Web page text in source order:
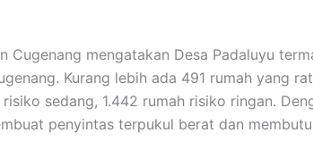
Cugenang mengatakan Desa Padaluyu
Kurang lebih ada 491 rumah yang
sedang, 1.442 rumah risiko ringan.
penyintas terpukul berat dan